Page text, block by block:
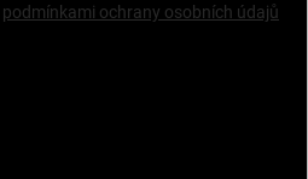
podmínkami ochrany osobních údajů